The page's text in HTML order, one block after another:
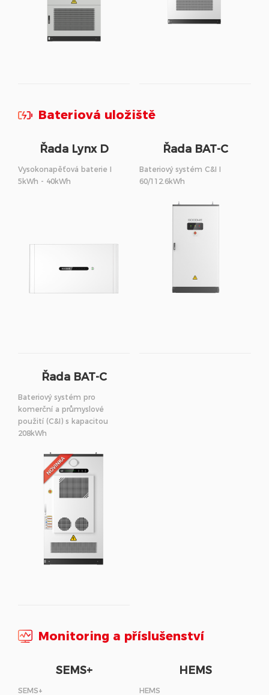
Bateriová uložiště
Řada Lynx D
Vysokonapěťová baterie I
5kWh - 40kWh
Řada BAT-C
Bateriový systém C&I I
60/112.6kWh
Řada BAT-C
Bateriový systém pro
komerční a průmyslové
použití (C&I) s kapacitou
208kWh
Monitoring a příslušenství
SEMS+
SEMS+
HEMS
HEMS